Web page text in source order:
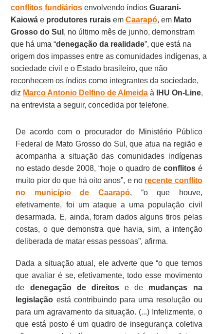
conflitos fundiários envolvendo índios Guarani-
Kaiowá e produtores rurais emCaarapó, em Mato
Grosso do Sul , no último mês de junho, demonstram
que há uma “denegação da realidade”, que está na
origem dos impasses entre as comunidades indígenas, a
sociedade civil e o Estado brasileiro, que não
reconhecem os índios como integrantes da sociedade,
diz Marco Antonio Delfino de Almeida à IHU On-Line,
na entrevista a seguir, concedida por telefone.
De acordo com o procurador do Ministério Público
Federal de Mato Grosso do Sul, que atua na região e
acompanha a situação das comunidades indígenas
no estado desde 2008, “hoje o quadro de conflitosé
muito pior do que há oito anos”, e no recente conflito
no município de Caarapó, “o que houve,
efetivamente, foi um ataque a uma população civil
desarmada. E, ainda, foram dados alguns tiros pelas
costas, o que demonstra que havia, sim, a intenção
deliberada de matar essas pessoas”, afirma.
Dada a situação atual, ele adverte que “o que temos
que avaliar é se, efetivamente, todo esse movimento
de denegação de direitose de mudanças na
legislação está contribuindo para uma resolução ou
para um agravamento da situação. (...) Infelizmente, o
que está posto é um quadro de insegurança coletiva